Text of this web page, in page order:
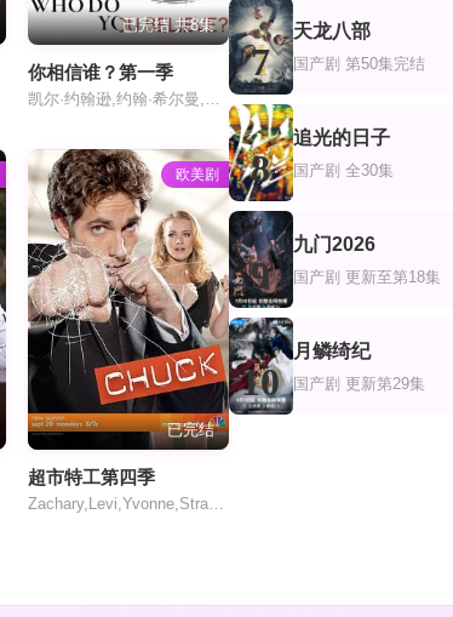
已完结 共8集
你相信谁？第一季
欧美剧
已完结
超市特工第四季
Zachary,Levi,Yvonne,Strahovski
7
天龙八部
国产剧 第50集完结
8
追光的日子
国产剧 全30集
9
九门2026
国产剧 更新至第18集
10
月鳞绮纪
国产剧 更新第29集